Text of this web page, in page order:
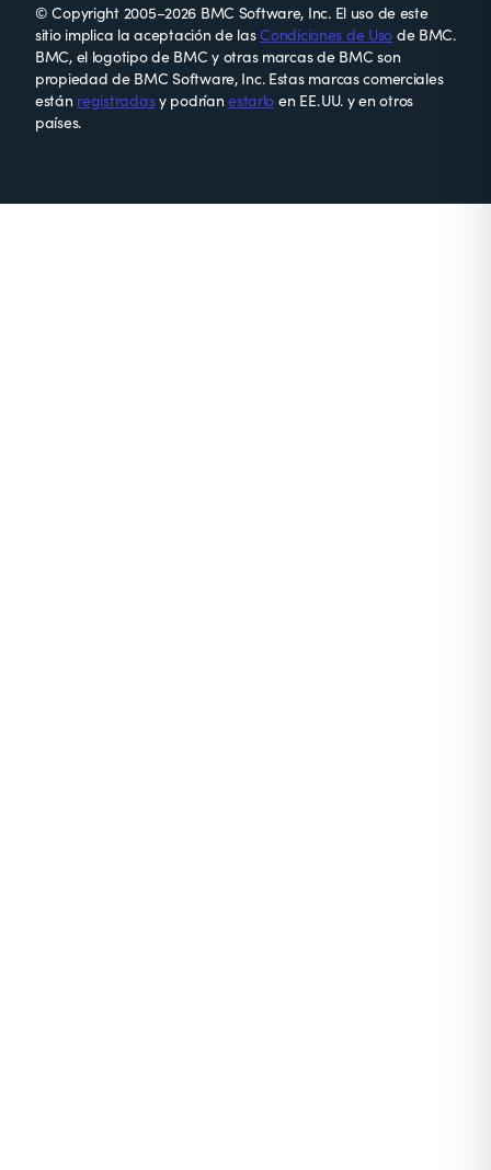
© Copyright 2005–2026 BMC Software, Inc. El uso de este
sitio implica la aceptación de lasCondiciones de Uso de BMC.
BMC, el logotipo de BMC y otras marcas de BMC son
propiedad de BMC Software, Inc. Estas marcas comerciales
están registradasy podríanestarlo en EE. UU. y en otros
países.